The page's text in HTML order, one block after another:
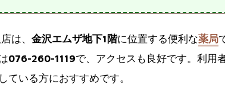
は、 金沢エムザ地下1階に位置する便利な薬局
076-260-1119で、アクセスも良好です。利用
ている方におすすめです。